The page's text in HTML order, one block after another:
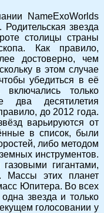
NameExoWorlds
звезда
столицы страны
Как правило,
достоверно, чем
в этом случае
убедиться в её
только
два десятилетия
до 2012 года.
варьируются от
в список, были
либо методом
инструментов.
гигантами,
этих планет
Юпитера. Во всех
звезда и только
голосовании у